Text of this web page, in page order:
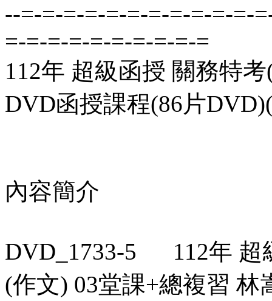
--=-=-=-=-=-=-=-=-=-=-=-
=-=-=-=-=-=-=-=-=-=
112年 超級函授 關務特
DVD函授課程(86片
內容簡介
DVD_1733-5 112年 超
(作文) 03堂課+總複習 林